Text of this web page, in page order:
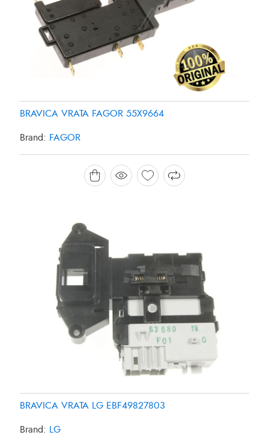
BRAVICA VRATA FAGOR 55X9664
Brand: FAGOR
BRAVICA VRATA LG EBF49827803
Brand: LG